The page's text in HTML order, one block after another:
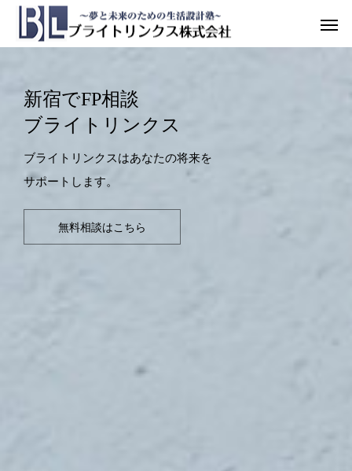
新宿でFP相談
ブライトリンクス
ブライトリンクスはあなたの将来を
サポートします。
無料相談はこちら